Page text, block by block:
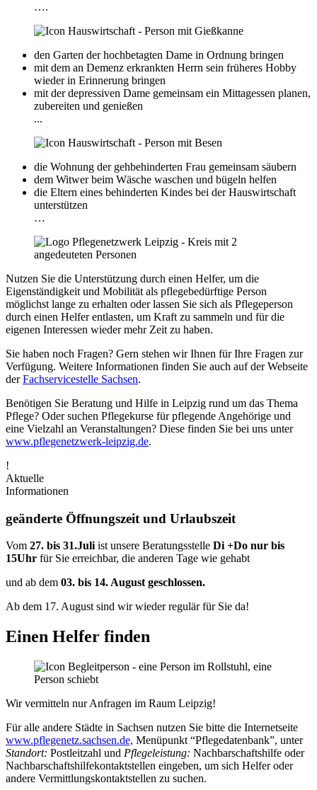
….
den Garten der hochbetagten Dame in Ordnung bringen
mit dem an Demenz erkrankten Herrn sein früheres Hobby
wieder in Erinnerung bringen
mit der depressiven Dame gemeinsam ein Mittagessen planen,
zubereiten und genießen
...
die Wohnung der gehbehinderten Frau gemeinsam säubern
dem Witwer beim Wäsche waschen und bügeln helfen
die Eltern eines behinderten Kindes bei der Hauswirtschaft
unterstützen
…
Nutzen Sie die Unterstützung durch einen Helfer, um die
Eigenständigkeit und Mobilität als pflegebedürftige Person
möglichst lange zu erhalten oder lassen Sie sich als Pflegeperson
durch einen Helfer entlasten, um Kraft zu sammeln und für die
eigenen Interessen wieder mehr Zeit zu haben.
Sie haben noch Fragen? Gern stehen wir Ihnen für Ihre Fragen zur
Verfügung. Weitere Informationen finden Sie auch auf der Webseite
derFachservicestelle Sachsen.
Benötigen Sie Beratung und Hilfe in Leipzig rund um das Thema
Pflege? Oder suchen Pflegekurse für pflegende Angehörige und
eine Vielzahl an Veranstaltungen? Diese finden Sie bei uns unter
www.pflegenetzwerk-leipzig.de.
!
Aktuelle
Informationen
geänderte Öffnungszeit und Urlaubszeit
Vom 27. bis 31.Juli ist unsere Beratungsstelle Di +Do nur bis
15Uhr für Sie erreichbar, die anderen Tage wie gehabt
und ab dem 03. bis 14. August geschlossen.
Ab dem 17. August sind wir wieder regulär für Sie da!
Einen Helfer finden
Wir vermitteln nur Anfragen im Raum Leipzig!
Für alle andere Städte in Sachsen nutzen Sie bitte die Internetseite
www.pflegenetz.sachsen.de, Menüpunkt “Pflegedatenbank”, unter
Standort: Postleitzahl und Pflegeleistung: Nachbarschaftshilfe oder
Nachbarschaftshilfekontaktstellen eingeben, um sich Helfer oder
andere Vermittlungskontaktstellen zu suchen.